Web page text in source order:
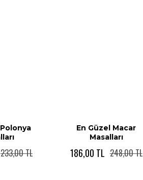
233,00 TL
En Güzel Macar
Masalları
186,00 TL 248,00 TL